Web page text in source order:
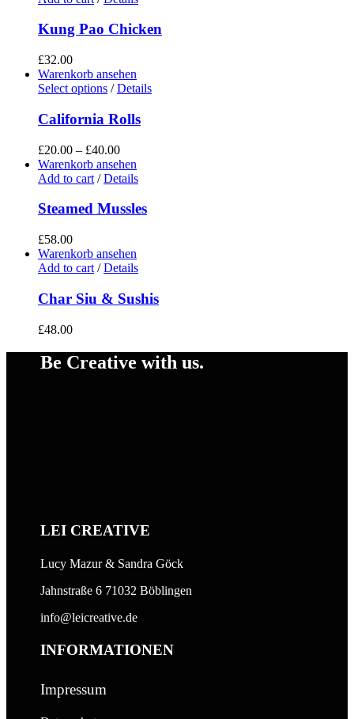
Kung Pao Chicken
£32.00
Warenkorb ansehen
Select options / Details
California Rolls
£20.00 – £40.00
Warenkorb ansehen
Add to cart / Details
Steamed Mussles
£58.00
Warenkorb ansehen
Add to cart / Details
Char Siu & Sushis
£48.00
Be Creative with us.
LEI CREATIVE
Lucy Mazur & Sandra Göck
Jahnstraße 6 71032 Böblingen
info@leicreative.de
INFORMATIONEN
Impressum